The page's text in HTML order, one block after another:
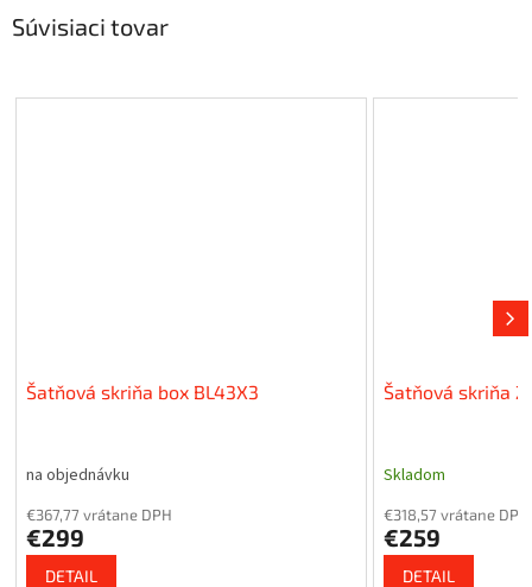
Súvisiaci tovar
Šatňová skriňa box BL43X3
na objednávku
€367,77 vrátane DPH
€299
DETAIL
Šatňová skriňa
Skladom
€318,57 vrátane DPH
€259
DETAIL